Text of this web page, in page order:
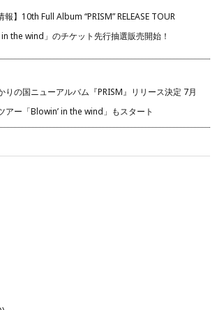
報】10th Full Album “PRISM” RELEASE TOUR
in the wind」のチケット先行抽選販売開始！
りの国ニューアルバム『PRISM』リリース決定 7月
アー「Blowin’ in the wind」もスタート